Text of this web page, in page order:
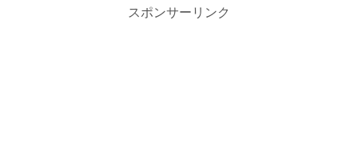
スポンサーリンク